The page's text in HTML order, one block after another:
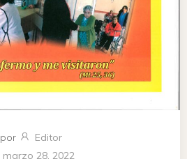
por
Editor
marzo 28, 2022